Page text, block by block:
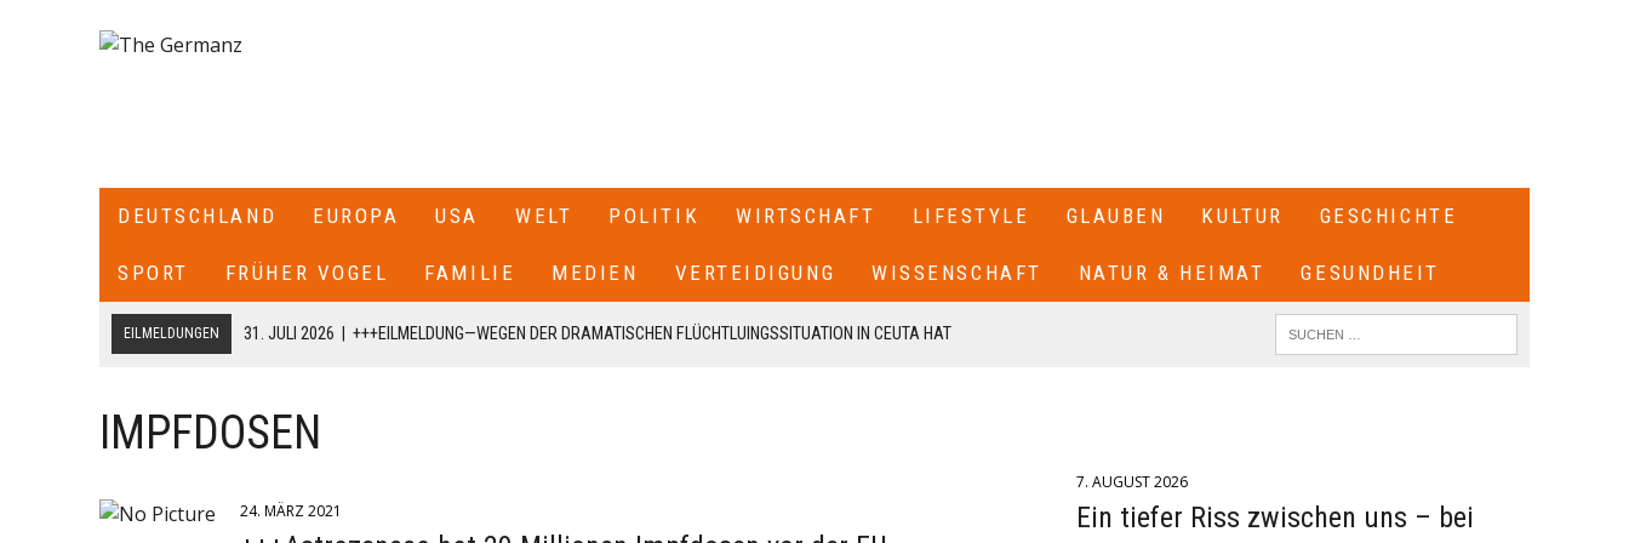
DEUTSCHLAND EUROPA USA WELT POLITIK WIRTSCHAFT LIFESTYLE GLAUBEN KULTUR GESCHICHTE
SPORT FRÜHER VOGEL FAMILIE MEDIEN VERTEIDIGUNG WISSENSCHAFT NATUR & HEIMAT GESUNDHEIT
EILMELDUNGEN 31. JULI 2026
+++EILMELDUNG—WEGEN DER DRAMATISCHEN FLÜCHTLUINGSSITUATION IN CEUTA HAT
18. JULI 2026 | +++CDU/CSU-FRAKTIONSCHEF JENS SPAHN HAT SEINEN RÜCKTRITT ERKLÄRT+++ .IN EINEM BRIEF AN DIE
FRAKTION SCHREIBT ER: „ICH HABE DIE PARTEIVORSITZENDEN VON CDU UND CSU, FRIEDRICH MERZ UND MARKUS SÖDER,
CDU/CSU-BUNDESTAGSFRAKTION ZURÜCKTRETE.+++
IMPFDOSEN
24. MÄRZ 2021
7. AUGUST 2026
Ein tiefer Riss zwischen uns – bei